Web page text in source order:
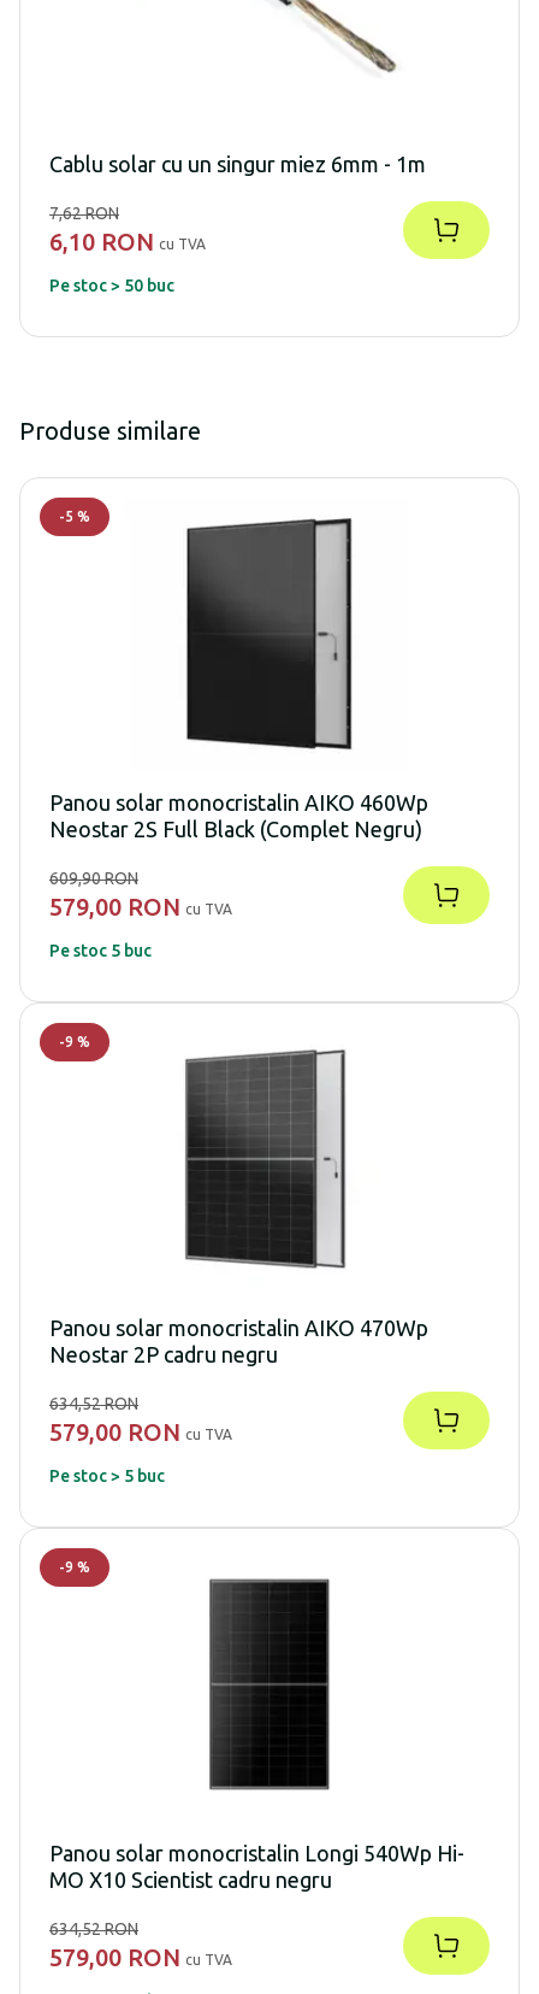
Cablu solar cu un singur miez 6mm - 1m
7,62 RON
6,10 RON cu TVA
Pe stoc > 50 buc
Produse similare
-5 %
Panou solar monocristalin AIKO 460Wp
Neostar 2S Full Black (Complet Negru)
609,90 RON
579,00 RON cu TVA
Pe stoc 5 buc
-9 %
Panou solar monocristalin AIKO 470Wp
Neostar 2P cadru negru
634,52 RON
579,00 RON cu TVA
Pe stoc > 5 buc
-9 %
Panou solar monocristalin Longi 540Wp Hi-
MO X10 Scientist cadru negru
634,52 RON
579,00 RON cu TVA